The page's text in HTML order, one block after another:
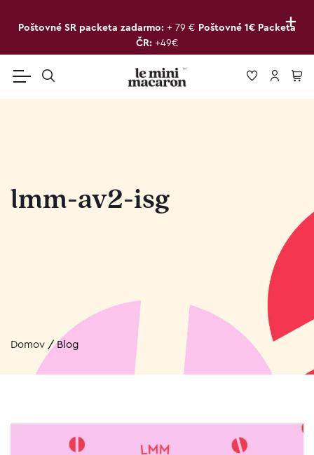
+
Poštovné SR packeta zadarmo: + 79 € Poštovné 1€ Packeta
ČR: +49€
lmm-av2-isg
Domov /Blog